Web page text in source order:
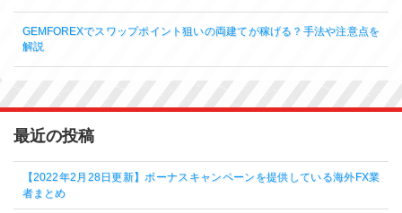
GEMFOREXでスワップポイント狙いの両建てが稼げる？手法や注意点を
解説
最近の投稿
【2022年2月28日更新】ボーナスキャンペーンを提供している海外FX業
者まとめ